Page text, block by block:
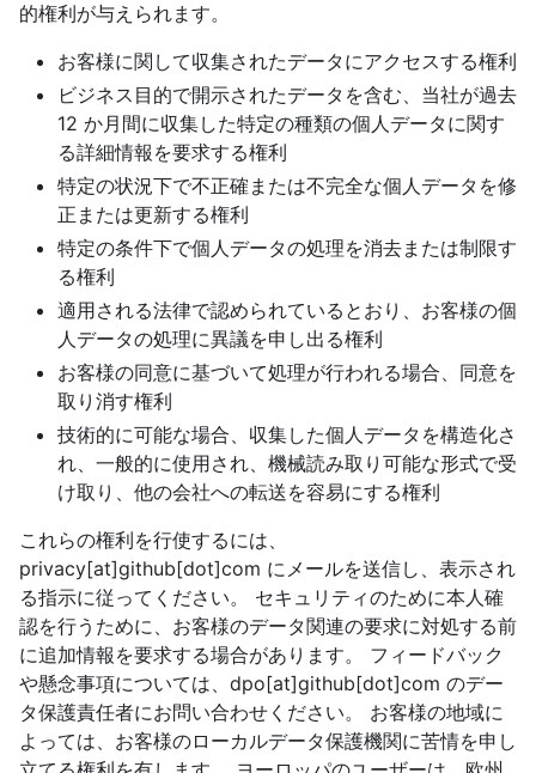
的権利が与えられます。
お客様に関して収集されたデータにアクセスする権利
ビジネス目的で開示されたデータを含む、当社が過去
12 か月間に収集した特定の種類の個人データに関す
る詳細情報を要求する権利
特定の状況下で不正確または不完全な個人データを修
正または更新する権利
特定の条件下で個人データの処理を消去または制限す
る権利
適用される法律で認められているとおり、お客様の個
人データの処理に異議を申し出る権利
お客様の同意に基づいて処理が行われる場合、同意を
取り消す権利
技術的に可能な場合、収集した個人データを構造化さ
れ、一般的に使用され、機械読み取り可能な形式で受
け取り、他の会社への転送を容易にする権利
これらの権利を行使するには、
privacy[at]github[dot]com にメールを送信し、表示され
る指示に従ってください。 セキュリティのために本人確
認を行うために、お客様のデータ関連の要求に対処する前
に追加情報を要求する場合があります。 フィードバック
や懸念事項については、dpo[at]github[dot]com のデー
タ保護責任者にお問い合わせください。 お客様の地域に
よっては、お客様のローカルデータ保護機関に苦情を申し